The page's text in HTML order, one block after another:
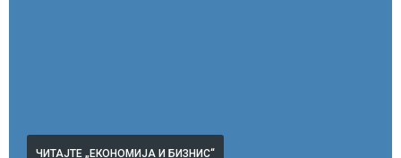
ЧИТАЈТЕ „ЕКОНОМИЈА И БИЗНИС“